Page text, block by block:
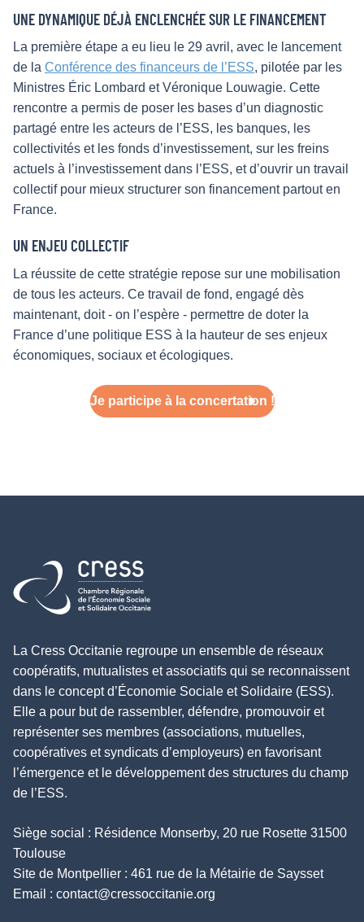
UNE DYNAMIQUE DÉJÀ ENCLENCHÉE SUR LE FINANCEMENT
La première étape a eu lieu le 29 avril, avec le lancement
de la Conférence des financeurs de l’ESS, pilotée par les
Ministres Éric Lombard et Véronique Louwagie. Cette
rencontre a permis de poser les bases d’un diagnostic
partagé entre les acteurs de l’ESS, les banques, les
collectivités et les fonds d’investissement, sur les freins
actuels à l’investissement dans l’ESS, et d’ouvrir un travail
collectif pour mieux structurer son financement partout en
France.
UN ENJEU COLLECTIF
La réussite de cette stratégie repose sur une mobilisation
de tous les acteurs. Ce travail de fond, engagé dès
maintenant, doit - on l’espère - permettre de doter la
France d’une politique ESS à la hauteur de ses enjeux
économiques, sociaux et écologiques.
Je participe à la concertation !
Retour à l'accueil
La Cress Occitanie regroupe un ensemble de réseaux
coopératifs, mutualistes et associatifs qui se reconnaissent
dans le concept d’Économie Sociale et Solidaire (ESS).
Elle a pour but de rassembler, défendre, promouvoir et
représenter ses membres (associations, mutuelles,
coopératives et syndicats d’employeurs) en favorisant
l’émergence et le développement des structures du champ
de l’ESS.
Siège social : Résidence Monserby, 20 rue Rosette 31500
Toulouse
Site de Montpellier : 461 rue de la Métairie de Saysset
Email : contact@cressoccitanie.org